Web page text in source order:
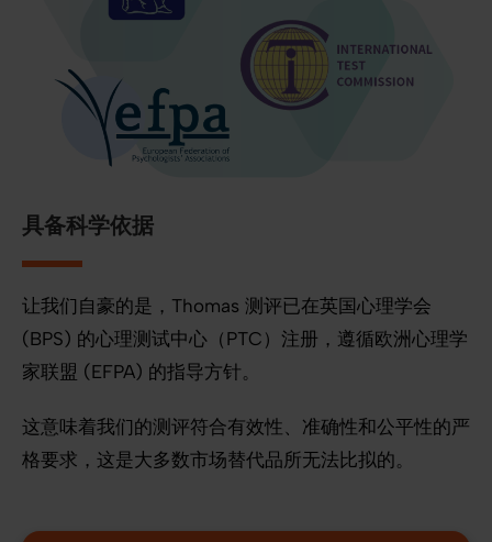
具备科学依据
让我们自豪的是，Thomas 测评已在英国心理学会
(BPS) 的心理测试中心（PTC）注册，遵循欧洲心理学
家联盟 (EFPA) 的指导方针。
这意味着我们的测评符合有效性、准确性和公平性的严
格要求，这是大多数市场替代品所无法比拟的。